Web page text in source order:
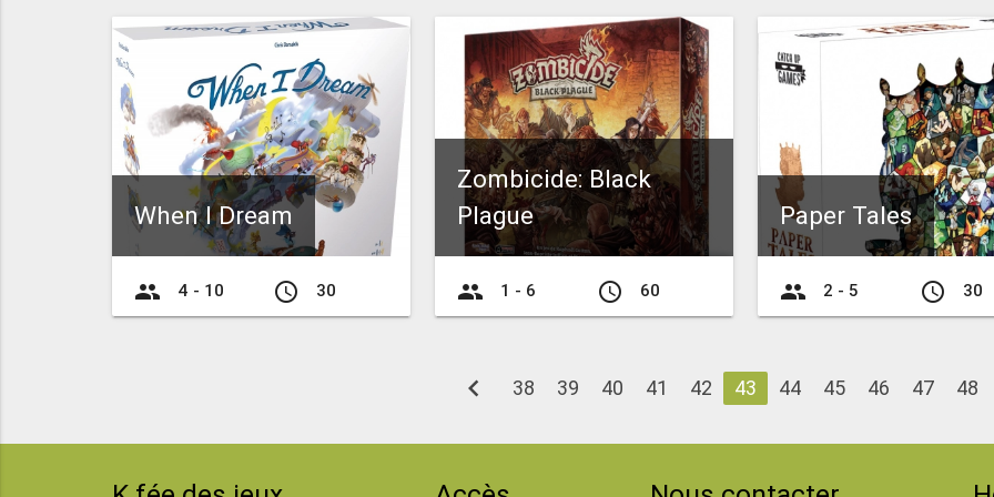
When I Dream
group 4 - 10 access_time 30
Zombicide: Black
Plague
group 1 - 6 access_time 60
Paper Tales
group 2 - 5 access_time 30
chevron_left 38 39 40 41 42 43 44 45 46 47 48